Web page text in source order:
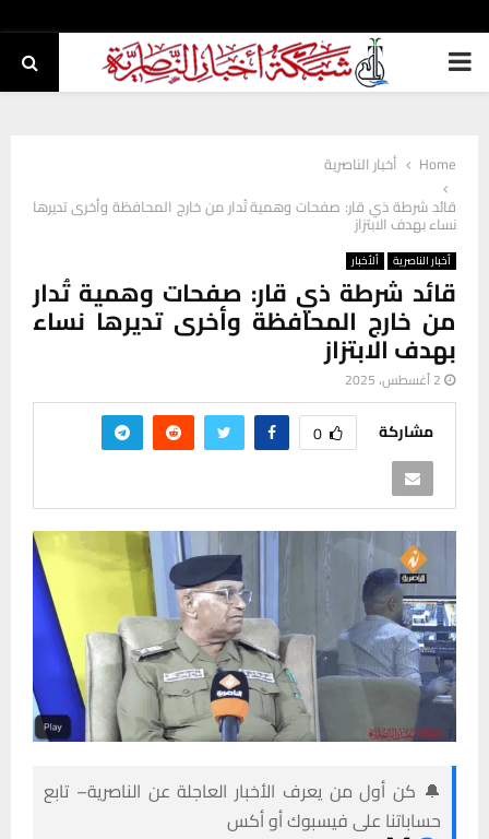
PRIMARY
Home
أخبار الناصرية
قائد شرطة ذي قار: صفحات وهمية تُدار من خارج المحافظة وأخرى تديرها
نساء بهدف الابتزاز
أخبار الناصرية ألأخبار
قائد شرطة ذي قار: صفحات وهمية تُدار
من خارج المحافظة وأخرى تديرها نساء
بهدف الابتزاز
2 أغسطس، 2025
مشاركة 0
🔔 كن أول من يعرف الأخبار العاجلة عن الناصرية– تابع
حساباتنا على فيسبوك أو أكس